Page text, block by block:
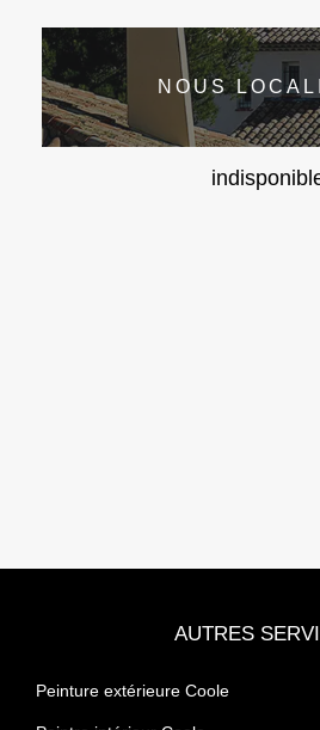
NOUS
AUTRES
Peinture extérieure Coole